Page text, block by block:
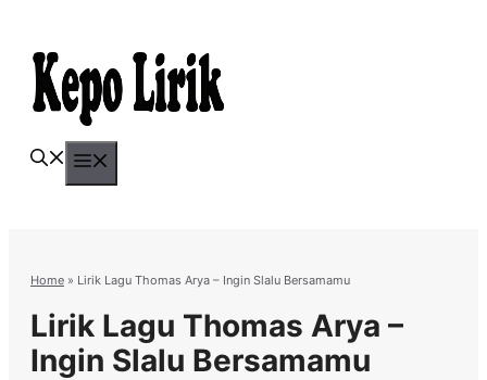
content
Home » Lirik Lagu Thomas Arya – Ingin Slalu Bersamamu
Lirik Lagu Thomas Arya –
Ingin Slalu Bersamamu